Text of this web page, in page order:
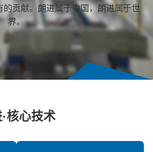
贡献。朗进属于中国，朗进属于世
界。
核心技术